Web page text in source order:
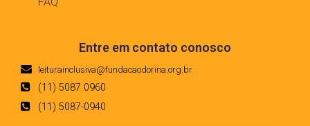
Entre em contato conosco
leiturainclusiva@fundacaodorina.org.br
(11) 5087 0960
(11) 5087-0940